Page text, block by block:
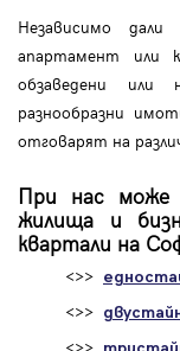
Независимо
апартамент или
обзаведени или
разнообразни
отговарят на
При нас може
жилища и
квартали на
<>>
<>>